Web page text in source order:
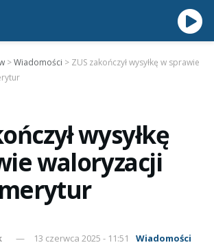
>Wiadomości > ZUS zakończył wysyłkę w sprawie
wysyłkę
waloryzacji
13 czerwca 2025 - 11:51
Wiadomości